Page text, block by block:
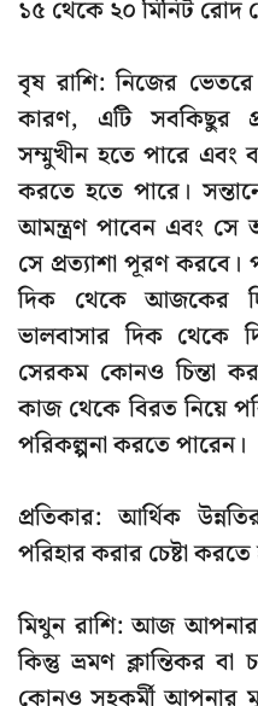
১৫ থেকে ২০ মিনিট রোদ
বৃষ রাশি: নিজের
কারণ, এটি সবকিছুর
সম্মুখীন হতে পারে এবং
করতে হতে পারে।
আমন্ত্রণ পাবেন এবং
সে প্রত্যাশা পূরণ করবে।
দিক থেকে আজকের
ভালবাসার দিক থেকে
সেরকম কোনও চিন্তা
কাজ থেকে বিরত নিয়ে
পরিকল্পনা করতে পারেন।
প্রতিকার: আর্থিক
পরিহার করার চেষ্টা
মিথুন রাশি: আজ আপনার
কিন্তু ভ্রমণ ক্লান্তিকর